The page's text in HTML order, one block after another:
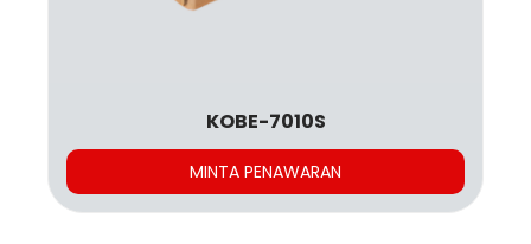
KOBE-7010S
MINTA PENAWARAN